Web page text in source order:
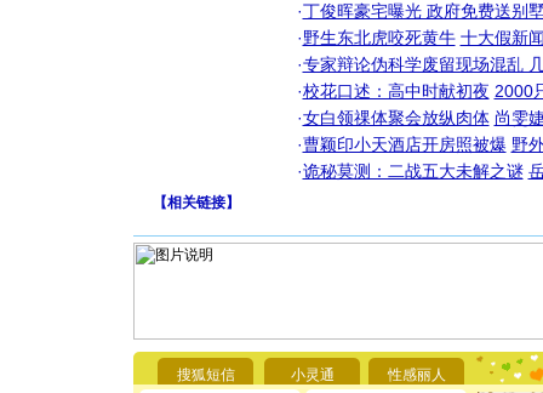
·丁俊晖豪宅曝光 政府免费送别
·野生东北虎咬死黄牛 十大假新
·专家辩论伪科学废留现场混乱
·校花口述：高中时献初夜 2000
·女白领祼体聚会放纵肉体 尚雯
·曹颖印小天酒店开房照被爆 野
·诡秘莫测：二战五大未解之谜
【相关链接】
搜狐短信 小灵通 性感丽人
要平安！
[圣诞节]
能正大光